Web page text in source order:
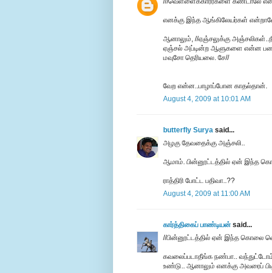
எனக்கு இந்த ஆங்கிலேயர்கள்
ஆனாலும், //ஏஞ்சலுக்கு
ஏஞ்சல் அப்டின்ற ஆளுகளை என்ன
மவுசோ தெரியலை. சே//
வேற என்ன..பாழாப்போன காதல்தான்.
August 4, 2009 at 10:01 AM
butterfly Surya said...
அழகு தேவதைக்கு அஞ்சலி..
ஆமாம். பின்னூட்டத்தில் ஏன் இந்த
ராத்திரி போட்ட பதிவா..??
August 4, 2009 at 11:00 AM
கார்த்திகைப் பாண்டியன் said...
//பின்னூட்டத்தில் ஏன் இந்த கொலை
கவலைப்படாதீங்க நண்பா..
உண்டு.. ஆனாலும் எனக்கு அவரைப்